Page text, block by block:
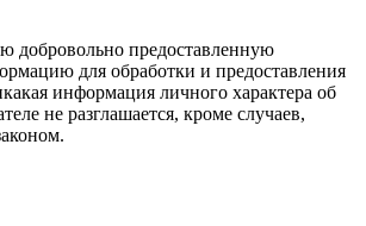
добровольно предоставленную
для обработки и предоставления
информация личного характера об
не разглашается, кроме случаев,